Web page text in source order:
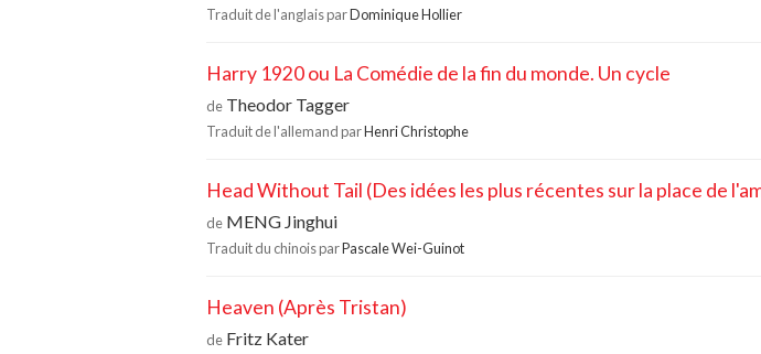
Traduit de l'anglais parDominique Hollier
Harry 1920 ou La Comédie de la fin du monde. Un cycle
de Theodor Tagger
Traduit de l'allemand parHenri Christophe
Head Without Tail (Des idées les plus récentes sur la place de
de MENG Jinghui
Traduit du chinois parPascale Wei-Guinot
Heaven (Après Tristan)
de Fritz Kater